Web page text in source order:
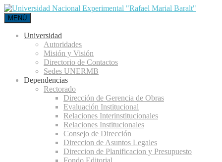
MENÚ
Universidad
Autoridades
Misión y Visión
Directorio de Contactos
Sedes UNERMB
Dependencias
Rectorado
Dirección de Gerencia de Obras
Evaluación Institucional
Relaciones Interinstitucionales
Relaciones Institucionales
Consejo de Dirección
Direccion de Asuntos Legales
Direccion de Planificacion y Presupuesto
Fondo Editorial